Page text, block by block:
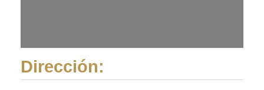
Dirección: